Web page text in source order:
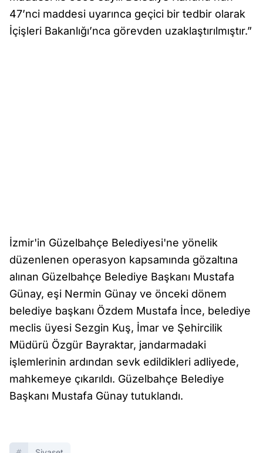
47’nci maddesi uyarınca geçici bir tedbir olarak
İçişleri Bakanlığı’nca görevden uzaklaştırılmıştır.”
İzmir'in Güzelbahçe Belediyesi'ne yönelik
düzenlenen operasyon kapsamında gözaltına
alınan Güzelbahçe Belediye Başkanı Mustafa
Günay, eşi Nermin Günay ve önceki dönem
belediye başkanı Özdem Mustafa İnce, belediye
meclis üyesi Sezgin Kuş, İmar ve Şehircilik
Müdürü Özgür Bayraktar, jandarmadaki
işlemlerinin ardından sevk edildikleri adliyede,
mahkemeye çıkarıldı. Güzelbahçe Belediye
Başkanı Mustafa Günay tutuklandı.